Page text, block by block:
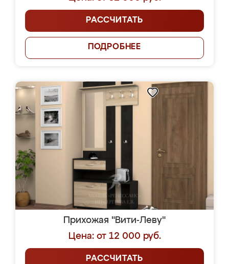
РАССЧИТАТЬ
ПОДРОБНЕЕ
Прихожая "Вити-Леву"
Цена: от 12 000 руб.
РАССЧИТАТЬ